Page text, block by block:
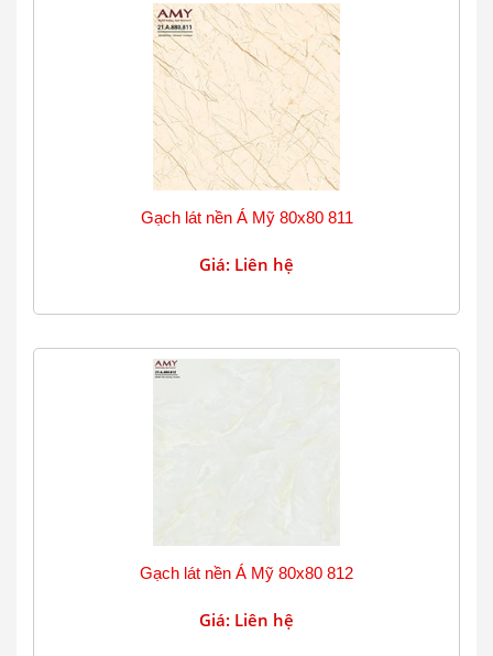
Gạch lát nền Á Mỹ 80x80 811
Giá: Liên hệ
Gạch lát nền Á Mỹ 80x80 812
Giá: Liên hệ